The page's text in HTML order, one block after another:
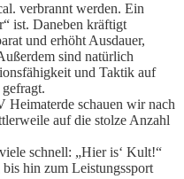
verbrannt werden. Ein
ist. Daneben kräftigt
und erhöht Ausdauer,
sind natürlich
und Taktik auf
schauen wir nach
auf die stolze Anzahl
schnell: „Hier is‘ Kult!“
hin zum Leistungssport